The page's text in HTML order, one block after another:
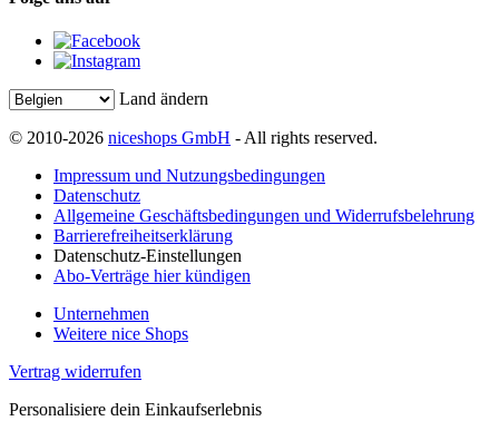
Land ändern
© 2010-2026 niceshops GmbH - All rights reserved.
Impressum und Nutzungsbedingungen
Datenschutz
Allgemeine Geschäftsbedingungen und Widerrufsbelehrung
Barrierefreiheitserklärung
Datenschutz-Einstellungen
Abo-Verträge hier kündigen
Unternehmen
Weitere nice Shops
Vertrag widerrufen
Personalisiere dein Einkaufserlebnis